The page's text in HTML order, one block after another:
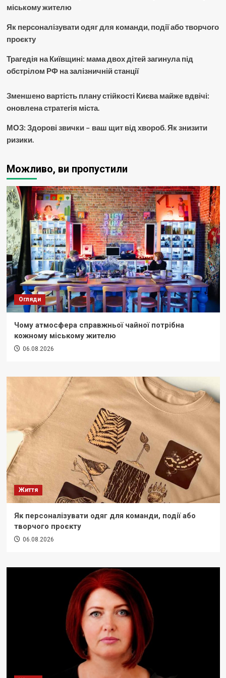
міському жителю
Як персоналізувати одяг для команди, події або творчого
проєкту
Трагедія на Київщині: мама двох дітей загинула під
обстрілом РФ на залізничній станції
Зменшено вартість плану стійкості Києва майже вдвічі:
оновлена стратегія міста.
МОЗ: Здорові звички – ваш щит від хвороб. Як знизити
ризики.
Можливо, ви пропустили
Огляди
Чому атмосфера справжньої чайної потрібна
кожному міському жителю
06.08.2026
Життя
Як персоналізувати одяг для команди, події або
творчого проєкту
06.08.2026